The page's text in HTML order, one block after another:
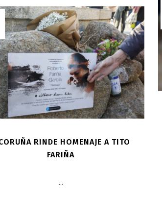
RINDE HOMENAJE A TITO
FARIÑA
...